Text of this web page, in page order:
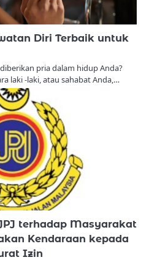
Diri Terbaik untuk
pria dalam hidup Anda?
laki -laki, atau sahabat Anda,…
terhadap Masyarakat
Kendaraan kepada
Izin